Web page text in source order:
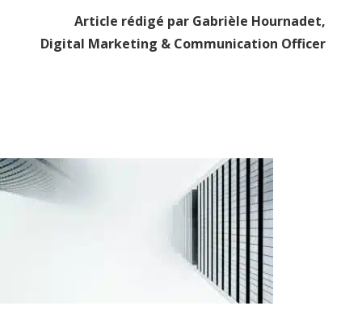
Article rédigé par Gabrièle Hournadet,
Digital Marketing & Communication Officer